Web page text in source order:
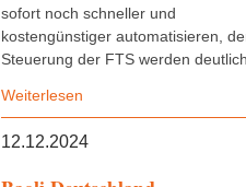
sofort noch schneller und
kostengünstiger automatisieren,
Steuerung der FTS werden
Weiterlesen
12.12.2024